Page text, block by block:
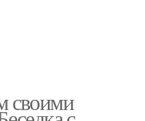
своими